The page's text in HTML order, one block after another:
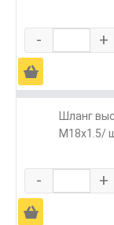
- +
Ä
Шланг
М18х1.5/
- +
Ä